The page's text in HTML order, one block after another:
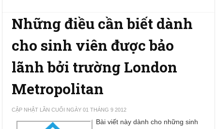
Những điều cần biết dành
cho sinh viên được bảo
lãnh bởi trường London
Metropolitan
CẬP NHẬT LẦN CUỐI NGÀY 01 THÁNG 9 2012
Bài viết này dành cho những sinh